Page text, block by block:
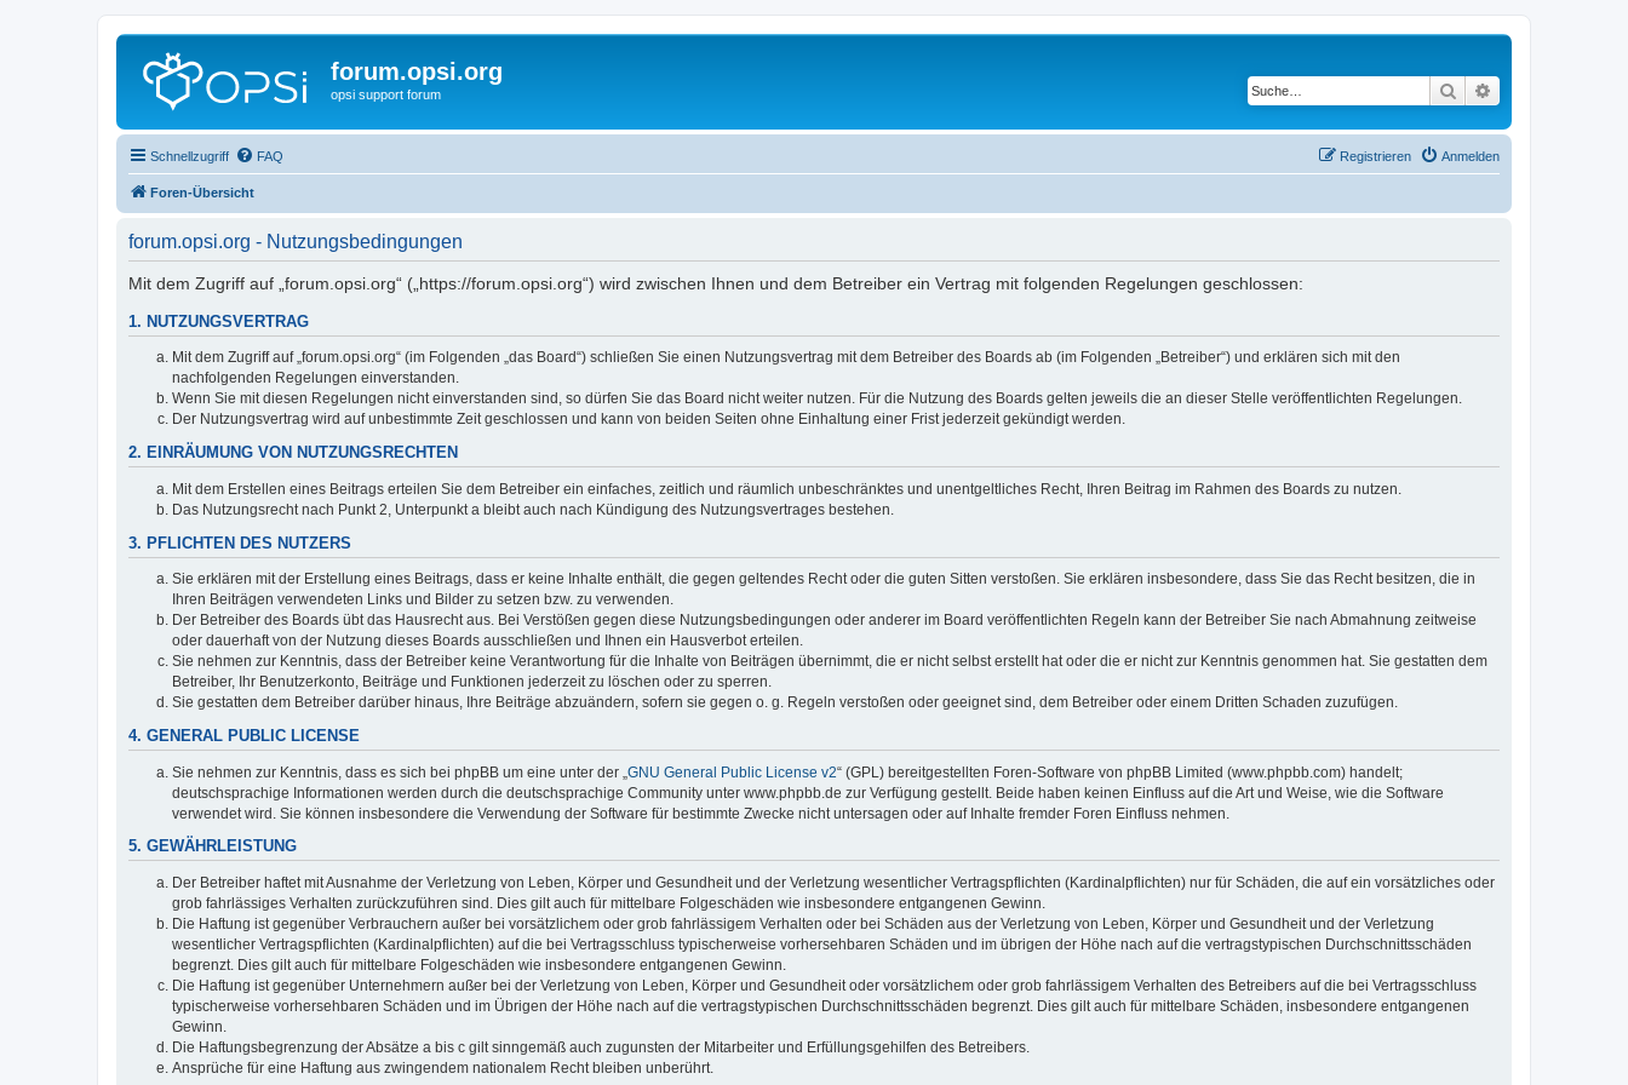
forum.opsi.org
opsi support forum Suche
Schnellzugriff FAQ Anmelden
Registrieren
Foren-Übersicht
forum.opsi.org - Nutzungsbedingungen
Mit dem Zugriff auf „forum.opsi.org“ („https://forum.opsi.org“) wird zwischen Ihnen und dem Betreiber ein Vertrag mit folgenden Regelungen geschlossen:
1. NUTZUNGSVERTRAG
Mit dem Zugriff auf „forum.opsi.org“ (im Folgenden „das Board“) schließen Sie einen Nutzungsvertrag mit dem Betreiber des Boards ab (im Folgenden „Betreiber“) und erklären sich mit den
nachfolgenden Regelungen einverstanden.
Wenn Sie mit diesen Regelungen nicht einverstanden sind, so dürfen Sie das Board nicht weiter nutzen. Für die Nutzung des Boards gelten jeweils die an dieser Stelle veröffentlichten Regelungen.
Der Nutzungsvertrag wird auf unbestimmte Zeit geschlossen und kann von beiden Seiten ohne Einhaltung einer Frist jederzeit gekündigt werden.
2. EINRÄUMUNG VON NUTZUNGSRECHTEN
Mit dem Erstellen eines Beitrags erteilen Sie dem Betreiber ein einfaches, zeitlich und räumlich unbeschränktes und unentgeltliches Recht, Ihren Beitrag im Rahmen des Boards zu nutzen.
Das Nutzungsrecht nach Punkt 2, Unterpunkt a bleibt auch nach Kündigung des Nutzungsvertrages bestehen.
3. PFLICHTEN DES NUTZERS
Sie erklären mit der Erstellung eines Beitrags, dass er keine Inhalte enthält, die gegen geltendes Recht oder die guten Sitten verstoßen. Sie erklären insbesondere, dass Sie das Recht besitzen, die in
Ihren Beiträgen verwendeten Links und Bilder zu setzen bzw. zu verwenden.
Der Betreiber des Boards übt das Hausrecht aus. Bei Verstößen gegen diese Nutzungsbedingungen oder anderer im Board veröffentlichten Regeln kann der Betreiber Sie nach Abmahnung zeitweise
oder dauerhaft von der Nutzung dieses Boards ausschließen und Ihnen ein Hausverbot erteilen.
Sie nehmen zur Kenntnis, dass der Betreiber keine Verantwortung für die Inhalte von Beiträgen übernimmt, die er nicht selbst erstellt hat oder die er nicht zur Kenntnis genommen hat. Sie gestatten dem
Betreiber, Ihr Benutzerkonto, Beiträge und Funktionen jederzeit zu löschen oder zu sperren.
Sie gestatten dem Betreiber darüber hinaus, Ihre Beiträge abzuändern, sofern sie gegen o. g. Regeln verstoßen oder geeignet sind, dem Betreiber oder einem Dritten Schaden zuzufügen.
4. GENERAL PUBLIC LICENSE
Sie nehmen zur Kenntnis, dass es sich bei phpBB um eine unter der „ GNU General Public License v2“ (GPL) bereitgestellten Foren-Software von phpBB Limited (www.phpbb.com) handelt;
deutschsprachige Informationen werden durch die deutschsprachige Community unter www.phpbb.de zur Verfügung gestellt. Beide haben keinen Einfluss auf die Art und Weise, wie die Software
verwendet wird. Sie können insbesondere die Verwendung der Software für bestimmte Zwecke nicht untersagen oder auf Inhalte fremder Foren Einfluss nehmen.
5. GEWÄHRLEISTUNG
Der Betreiber haftet mit Ausnahme der Verletzung von Leben, Körper und Gesundheit und der Verletzung wesentlicher Vertragspflichten (Kardinalpflichten) nur für Schäden, die auf ein vorsätzliches oder
grob fahrlässiges Verhalten zurückzuführen sind. Dies gilt auch für mittelbare Folgeschäden wie insbesondere entgangenen Gewinn.
Die Haftung ist gegenüber Verbrauchern außer bei vorsätzlichem oder grob fahrlässigem Verhalten oder bei Schäden aus der Verletzung von Leben, Körper und Gesundheit und der Verletzung
wesentlicher Vertragspflichten (Kardinalpflichten) auf die bei Vertragsschluss typischerweise vorhersehbaren Schäden und im übrigen der Höhe nach auf die vertragstypischen Durchschnittsschäden
begrenzt. Dies gilt auch für mittelbare Folgeschäden wie insbesondere entgangenen Gewinn.
Die Haftung ist gegenüber Unternehmern außer bei der Verletzung von Leben, Körper und Gesundheit oder vorsätzlichem oder grob fahrlässigem Verhalten des Betreibers auf die bei Vertragsschluss
typischerweise vorhersehbaren Schäden und im Übrigen der Höhe nach auf die vertragstypischen Durchschnittsschäden begrenzt. Dies gilt auch für mittelbare Schäden, insbesondere entgangenen
Gewinn.
Die Haftungsbegrenzung der Absätze a bis c gilt sinngemäß auch zugunsten der Mitarbeiter und Erfüllungsgehilfen des Betreibers.
Ansprüche für eine Haftung aus zwingendem nationalem Recht bleiben unberührt.